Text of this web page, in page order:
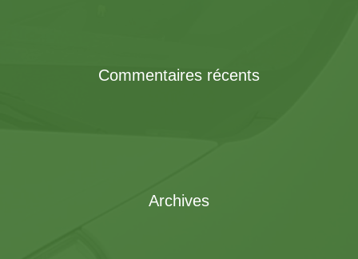
Commentaires récents
Archives